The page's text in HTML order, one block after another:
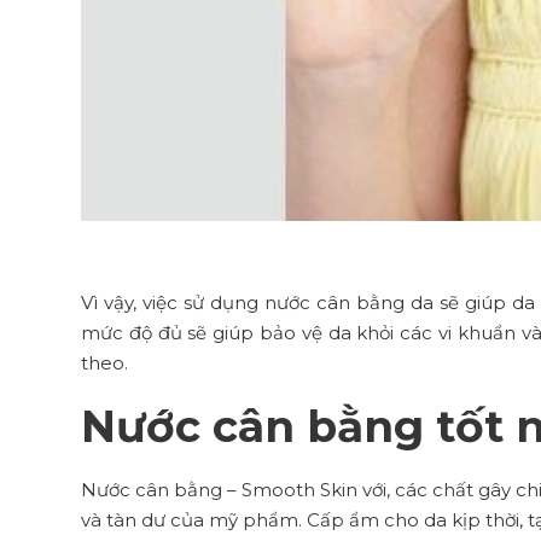
Vì vậy, việc sử dụng nước cân bằng da sẽ giúp
mức độ đủ sẽ giúp bảo vệ da khỏi các vi khuẩn
theo.
Nước cân bằng tốt
Nước cân bằng – Smooth Skin với, các chất gây
và tàn dư của mỹ phẩm. Cấp ẩm cho da kịp thời,